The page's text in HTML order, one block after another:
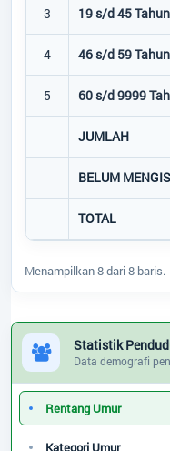
Statistik
Data demografi
Rentang Umur
Kategori Umur
3 19 s/d 45 Tahun
4 46 s/d 59 Tahun
5 60 s/d 9999
JUMLAH
BELUM
TOTAL
Menampilkan 8 dari 8 baris.